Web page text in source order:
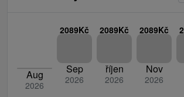
Aug
2026
2089Kč
Sep
2026
2089Kč
říjen
2026
2089Kč
Nov
2026